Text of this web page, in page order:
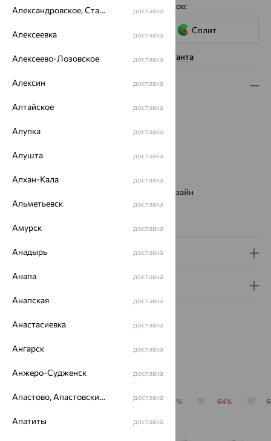
4 платежа по 10 984 с помощью сервисов:
Сплит
Нужна помощь консультанта
Описание
Вид изделия:
Металл:
Цвет металла:
Страна происхождения:
РОССИЯ
Европейский дизайн
Бренд:SOKOLOV
Доставка и оплата
Похожие изделия
64% 64% 64% 64% 64%
Александровское, Ставропольский край доставка
Алексеевка доставка
Алексеево-Лозовское доставка
Алексин доставка
Алтайское доставка
Алупка доставка
Алушта доставка
Алхан-Кала доставка
Альметьевск доставка
Амурск доставка
Анадырь доставка
Анапа доставка
Анапская доставка
Анастасиевка доставка
Ангарск доставка
Анжеро-Судженск доставка
Апастово, Апастовский район доставка
Апатиты доставка